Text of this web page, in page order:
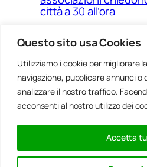
Questo sito usa Cookies
Utilizziamo i cookie per migliorare
navigazione, pubblicare annunci
analizzare il nostro traffico.
acconsenti al nostro utilizzo dei
Accetta
città a 30 all’ora
Ponte Morandi e
zero che non è mai
Genova
Rinnovabili, al passo
Bocchetta un parco